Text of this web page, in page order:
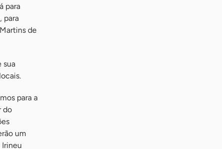
para
para
de
sua
para a
do
um